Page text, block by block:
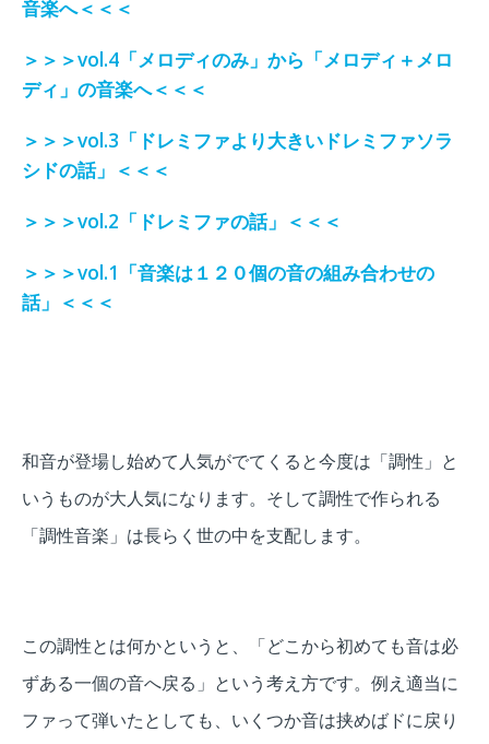
音楽へ＜＜＜
＞＞＞vol.4「メロディのみ」から「メロディ＋メロ
ディ」の音楽へ＜＜＜
＞＞＞vol.3「ドレミファより大きいドレミファソラ
シドの話」＜＜＜
＞＞＞vol.2「ドレミファの話」＜＜＜
＞＞＞vol.1「音楽は１２０個の音の組み合わせの
話」＜＜＜
和音が登場し始めて人気がでてくると今度は「調性」と
いうものが大人気になります。そして調性で作られる
「調性音楽」は長らく世の中を支配します。
この調性とは何かというと、「どこから初めても音は必
ずある一個の音へ戻る」という考え方です。 例え適当に
ファって弾いたとしても、いくつか音は挟めばドに戻り